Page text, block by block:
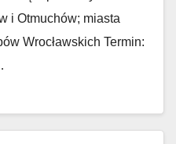
i Otmuchów; miasta
Wrocławskich Termin: